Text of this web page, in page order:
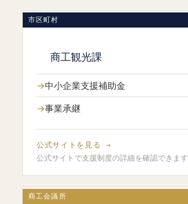
市区町村
商工観光課
中小企業支援補助金
事業承継
公式サイトを見る →
公式サイトで支援制度の詳細を確認できます
商工会議所